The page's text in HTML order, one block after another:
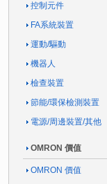
控制元件
FA系統裝置
運動/驅動
機器人
檢查裝置
節能/環保檢測裝置
電源/周邊裝置/其他
OMRON 價值
OMRON 價值